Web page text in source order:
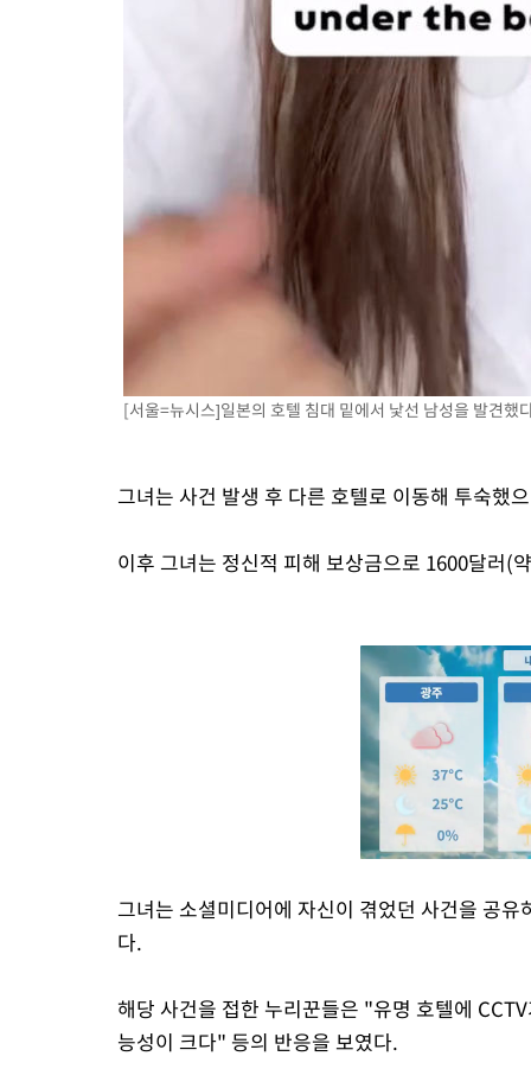
[서울=뉴시스]일본의 호텔 침대 밑에서 낯선 남성을 발견
그녀는 사건 발생 후 다른 호텔로 이동해 투숙했
이후 그녀는 정신적 피해 보상금으로 1600달러(
그녀는 소셜미디어에 자신이 겪었던 사건을 공
다.
해당 사건을 접한 누리꾼들은 "유명 호텔에
능성이 크다" 등의 반응을 보였다.